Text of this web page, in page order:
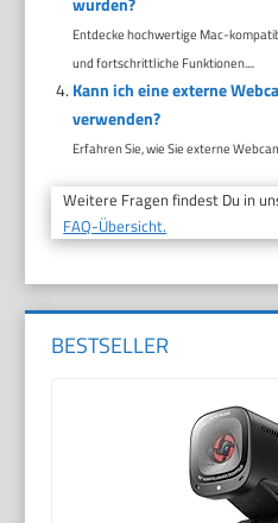
Entdecke hochwertige Mac-
und fortschrittliche Funktionen....
Kann ich eine externe
verwenden?
Erfahren Sie, wie Sie externe
Weitere Fragen findest Du in
FAQ-Übersicht.
BESTSELLER